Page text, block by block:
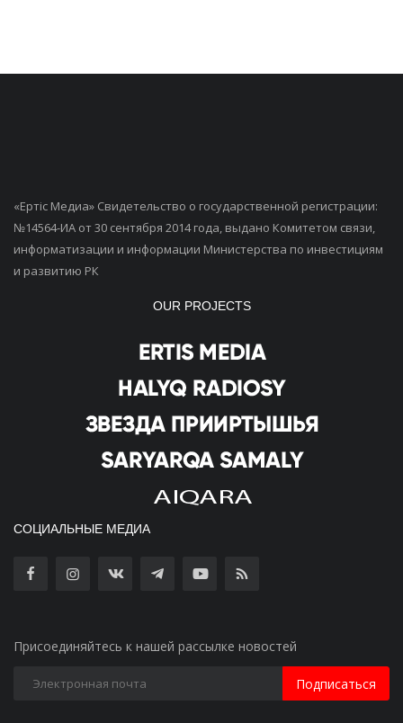
«Ертiс Медиа» Свидетельство о государственной регистрации:
№14564-ИА от 30 сентября 2014 года, выдано Комитетом связи,
информатизации и информации Министерства по инвестициям
и развитию РК
OUR PROJECTS
СОЦИАЛЬНЫЕ МЕДИА
Присоединяйтесь к нашей рассылке новостей
Подписаться